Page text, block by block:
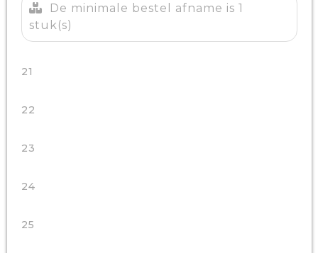
De minimale bestel afname is 1
stuk(s)
21
22
23
24
25